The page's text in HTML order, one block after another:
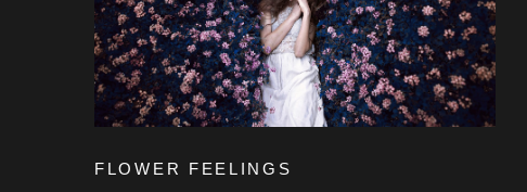
FLOWER FEELINGS